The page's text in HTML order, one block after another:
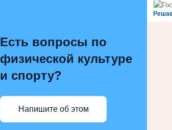
Есть вопросы по
физической культуре
и спорту?
Напишите об этом